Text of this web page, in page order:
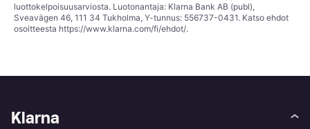
luottokelpoisuusarviosta. Luotonantaja: Klarna Bank AB (publ),
Sveavägen 46, 111 34 Tukholma, Y-tunnus: 556737-0431. Katso ehdot
osoitteesta https://www.klarna.com/fi/ehdot/.
Klarna